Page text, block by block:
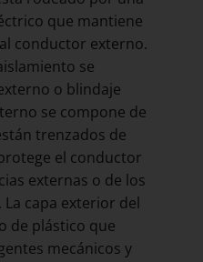
que mantiene
conductor externo.
se
o blindaje
se compone de
trenzados de
el conductor
externas o de los
La capa exterior del
de plástico que
mecánicos y